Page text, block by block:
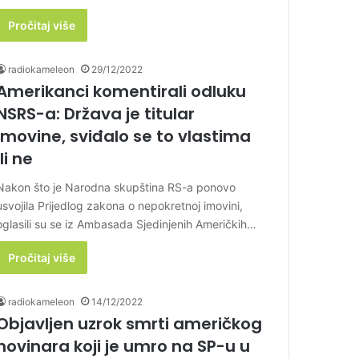
Pročitaj više
radiokameleon 29/12/2022
komentirali odluku
a: Država je titular
sviđalo se to vlastima
ne
što je Narodna skupština RS-a ponovo
Prijedlog zakona o nepokretnoj imovini,
su se iz Ambasada Sjedinjenih Američkih…
Pročitaj više
radiokameleon 14/12/2022
uzrok smrti američkog
koji je umro na SP-u u